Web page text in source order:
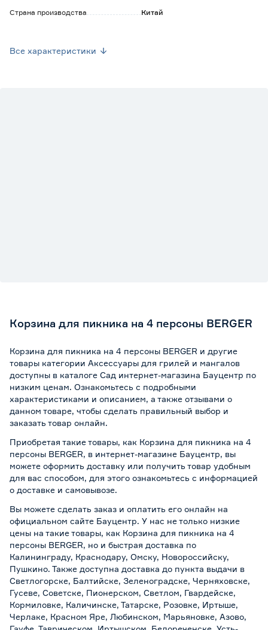
Страна производства Китай
Все характеристики
Корзина для пикника на 4 персоны BERGER
Корзина для пикника на 4 персоны BERGER и другие
товары категории Аксессуары для грилей и мангалов
доступны в каталоге Сад интернет-магазина Бауцентр по
низким ценам. Ознакомьтесь с подробными
характеристиками и описанием, а также отзывами о
данном товаре, чтобы сделать правильный выбор и
заказать товар онлайн.
Приобретая такие товары, как Корзина для пикника на 4
персоны BERGER, в интернет-магазине Бауцентр, вы
можете оформить доставку или получить товар удобным
для вас способом, для этого ознакомьтесь с информацией
о доставке и самовывозе.
Вы можете сделать заказ и оплатить его онлайн на
официальном сайте Бауцентр. У нас не только низкие
цены на такие товары, как Корзина для пикника на 4
персоны BERGER, но и быстрая доставка по
Калининграду, Краснодару, Омску, Новороссийску,
Пушкино. Также доступна доставка до пункта выдачи в
Светлогорске, Балтийске, Зеленоградске, Черняховске,
Гусеве, Советске, Пионерском, Светлом, Гвардейске,
Кормиловке, Каличинске, Татарске, Розовке, Иртыше,
Черлаке, Красном Яре, Любинском, Марьяновке, Азово,